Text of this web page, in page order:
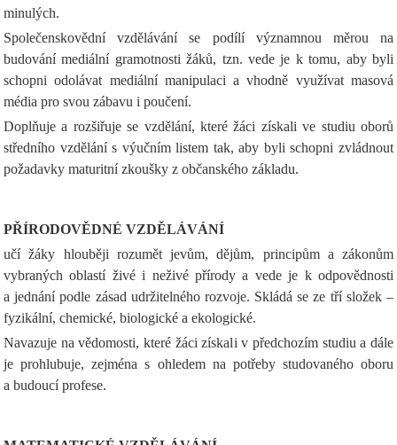
minulých.
Společenskovědní vzdělávání se podílí významnou měrou na
budování mediální gramotnosti žáků, tzn. vede je k tomu, aby byli
schopni odolávat mediální manipulaci a vhodně využívat masová
média pro svou zábavu i poučení.
Doplňuje a rozšiřuje se vzdělání, které žáci získali ve studiu oborů
středního vzdělání s výučním listem tak, aby byli schopni zvládnout
požadavky maturitní zkoušky z občanského základu.
PŘÍRODOVĚDNÉ VZDĚLÁVÁNÍ
učí žáky hlouběji rozumět jevům, dějům, principům a zákonům
vybraných oblastí živé i neživé přírody a vede je k odpovědnosti
a jednání podle zásad udržitelného rozvoje. Skládá se ze tří složek –
fyzikální, chemické, biologické a ekologické.
Navazuje na vědomosti, které žáci získali v předchozím studiu a dále
je prohlubuje, zejména s ohledem na potřeby studovaného oboru
a budoucí profese.